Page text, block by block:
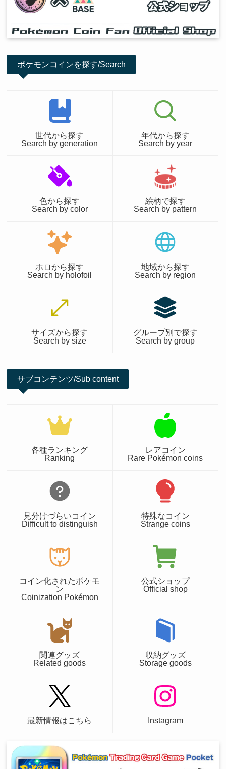
ポケモンコインを探す/Search
世代から探す
Search by generation
年代から探す
Search by year
色から探す
Search by color
絵柄で探す
Search by pattern
ホロから探す
Search by holofoil
地域から探す
Search by region
サイズから探す
Search by size
グループ別で探す
Search by group
サブコンテンツ/Sub content
各種ランキング
Ranking
レアコイン
Rare Pokémon coins
見分けづらいコイン
Difficult to distinguish
特殊なコイン
Strange coins
コイン化されたポケモ
ン
Coinization Pokémon
公式ショップ
Official shop
関連グッズ
Related goods
収納グッズ
Storage goods
最新情報はこちら Instagram